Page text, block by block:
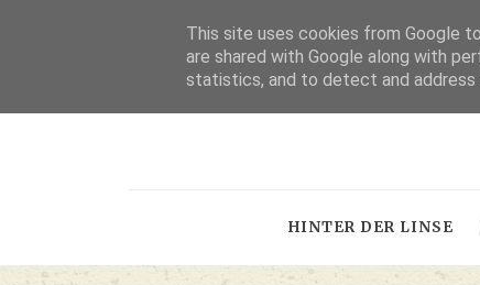
HINTER DER LINSE
This site uses cookies from Google
are shared with Google along with
statistics, and to detect and address